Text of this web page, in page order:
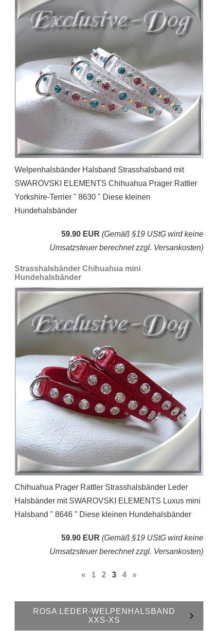
Welpenhalsbänder Halsband Strasshalsband mit
SWAROVSKI ELEMENTS Chihuahua Prager Rattler
Yorkshire-Terrier " 8630 " Diese kleinen
Hundehalsbänder
59.90 EUR (Gemäß §19 UStG wird keine
Umsatzsteuer berechnet zzgl. Versankosten)
Strasshalsbänder Chihuahua mini
Hundehalsbänder
Chihuahua Prager Rattler Strasshalsbänder Leder
Halsbänder mit SWAROVSKI ELEMENTS Luxus mini
Halsband " 8646 " Diese kleinen Hundehalsbänder
59.90 EUR (Gemäß §19 UStG wird keine
Umsatzsteuer berechnet zzgl. Versankosten)
« 1 2 3 4 »
ROSA LEDER-WELPENHALSBAND
XXS-XS